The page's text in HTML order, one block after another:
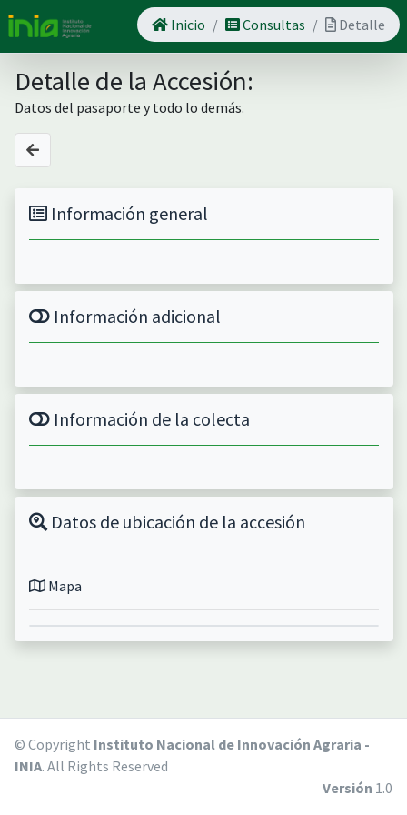
Inicio Consultas Detalle
Detalle de la Accesión:
Datos del pasaporte y todo lo demás.
Información general
Información adicional
Información de la colecta
Datos de ubicación de la accesión
Mapa
© Copyright Instituto Nacional de Innovación Agraria -
INIA. All Rights Reserved
Versión 1.0